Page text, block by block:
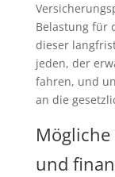
Belastung für
dieser
jeden, der
fahren, und
an die
und